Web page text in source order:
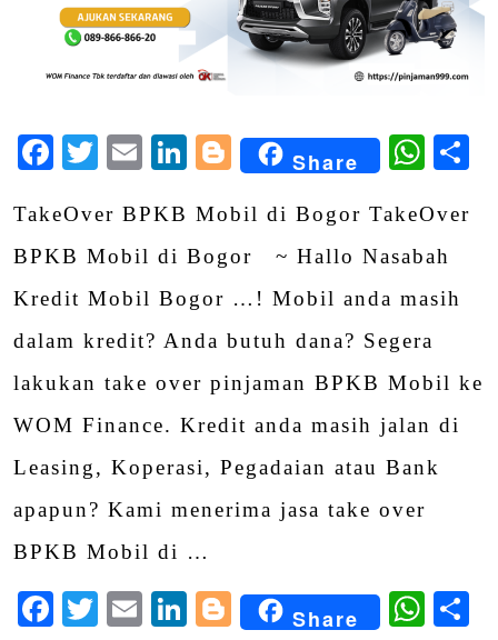
Facebook
Twitter
EmailLinkedIn
Blogger
Share
TakeOver BPKB Mobil di Bogor TakeOver
BPKB Mobil di Bogor ~ Hallo Nasabah
Kredit Mobil Bogor …! Mobil anda masih
dalam kredit? Anda butuh dana? Segera
lakukan take over pinjaman BPKB Mobil ke
WOM Finance. Kredit anda masih jalan di
Leasing, Koperasi, Pegadaian atau Bank
apapun? Kami menerima jasa take over
BPKB Mobil di …
Facebook
Twitter
EmailLinkedIn
Blogger
Share